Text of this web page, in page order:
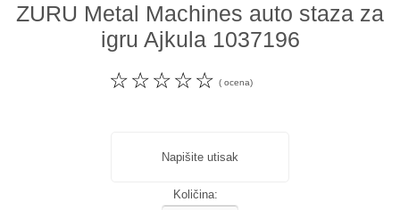
ZURU Metal Machines auto staza za
igru Ajkula 1037196
☆
☆
☆
☆
☆ ( ocena)
Napišite utisak
Količina: